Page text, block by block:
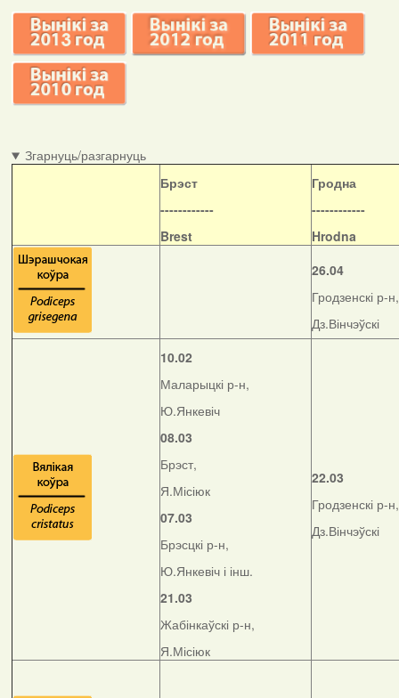
Згарнуць/разгарнуць
Брэст
------------
Brest
Гродна
------------
Hrodna
26.04
Гродзенскі р-н,
Дз.Вінчэўскі
10.02
Маларыцкі р-н,
Ю.Янкевіч
08.03
Брэст,
Я.Місіюк
07.03
Брэсцкі р-н,
Ю.Янкевіч і інш.
21.03
Жабінкаўскі р-н,
Я.Місіюк
22.03
Гродзенскі р-н,
Дз.Вінчэўскі